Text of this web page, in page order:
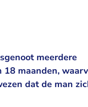
meerdere
maanden,
dat de man